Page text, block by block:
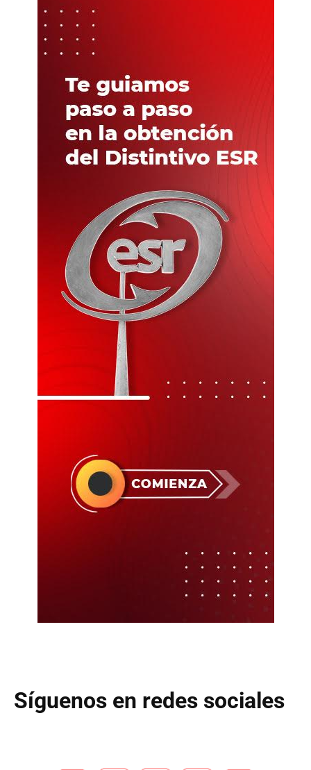
Síguenos en redes sociales